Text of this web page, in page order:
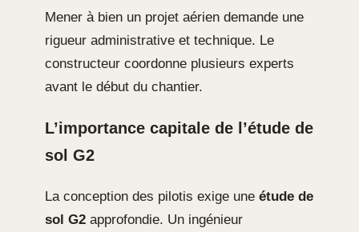
Mener à bien un projet aérien demande une
rigueur administrative et technique. Le
constructeur coordonne plusieurs experts
avant le début du chantier.
L’importance capitale de l’étude de
sol G2
La conception des pilotis exige une étude de
sol G2 approfondie. Un ingénieur